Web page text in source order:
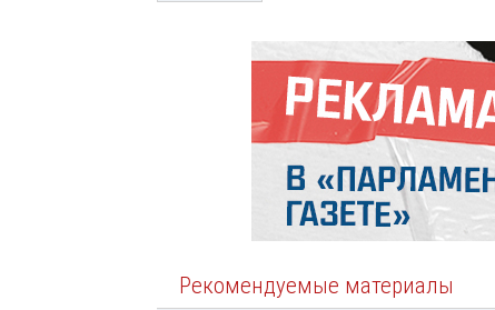
Рекомендуемые материалы